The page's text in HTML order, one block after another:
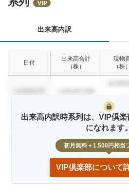
来
訳
出来高内訳
日付
出来高合計
（株）
現物
（株）
1,234,567,890
12.3
出来高内訳時系列は、VIP倶
になれます。
初月無料＋1,500円相当
VIP倶楽部について